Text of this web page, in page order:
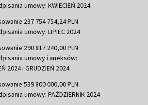
umowy: KWIECIEŃ 2024
237 754 754,24 PLN
umowy: LIPIEC 2024
290 817 240,00 PLN
umowy i aneksów:
2024 i GRUDZIEŃ 2024
539 800 000,00 PLN
umowy: PAŹDZIERNIK 2024